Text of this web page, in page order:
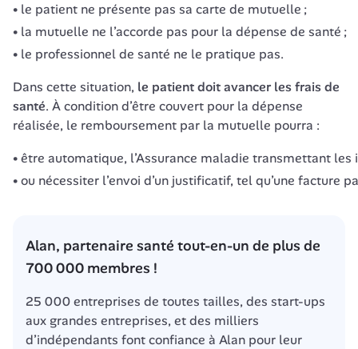
le patient ne présente pas sa carte de mutuelle ;
la mutuelle ne l’accorde pas pour la dépense de santé ;
le professionnel de santé ne le pratique pas.
Dans cette situation, le patient doit avancer les frais de
santé. À condition d’être couvert pour la dépense
réalisée, le remboursement par la mutuelle pourra :
être automatique, l’Assurance maladie transmettant
ou nécessiter l’envoi d’un justificatif, tel qu’une facture
Alan, partenaire santé tout-en-un de plus de
700 000 membres !
25 000 entreprises de toutes tailles, des start-ups
aux grandes entreprises, et des milliers
d’indépendants font confiance à Alan pour leur